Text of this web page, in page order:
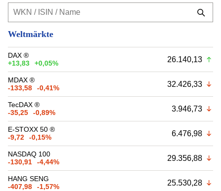
Weltmärkte
DAX ®
+13,83
+0,05% 26.140,13
MDAX ®
-133,58
-0,41% 32.426,33
TecDAX ®
-35,25
-0,89% 3.946,73
E-STOXX 50 ®
-9,72
-0,15% 6.476,98
NASDAQ 100
-130,91
-4,44% 29.356,88
HANG SENG
-407,98
-1,57% 25.530,28